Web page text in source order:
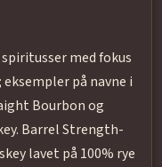
med fokus
på navne i
Bourbon og
Barrel Strength-
lavet på 100% rye